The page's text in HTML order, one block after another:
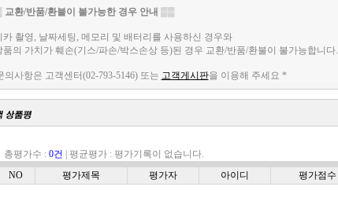
교환/반품/환불이 불가능한 경우 안내 ▒▒
카 촬영, 날짜세팅, 메모리 및 배터리를 사용하신 경우와
품의 가치가 훼손(기스/파손/박스손상 등)된 경우 교환/반품/환불이 불가능합니다.
의사항은 고객센터(02-793-5146) 또는 고객게시판을 이용해 주세요 *
총평가수 : 0건 평균평가 : 평가기록이 없습니다.
NO
평가제목 평가자 아이디 평가점수